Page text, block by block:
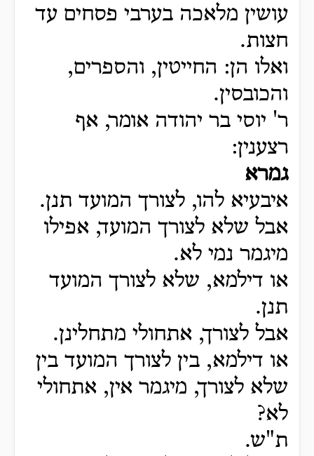
עושין מלאכה בערבי פסחים עד
חצות.
ואלו הן: החייטין, והספרים,
והכובסין.
ר' יוסי בר יהודה אומר, אף
רצענין:
גמרא
איבעיא להו, לצורך המועד תנן.
אבל שלא לצורך המועד, אפילו
מיגמר נמי לא.
או דילמא, שלא לצורך המועד
תנן.
אבל לצורך, אתחולי מתחלינן.
או דילמא, בין לצורך המועד בין
שלא לצורך, מיגמר אין, אתחולי
לא?
ת"ש.